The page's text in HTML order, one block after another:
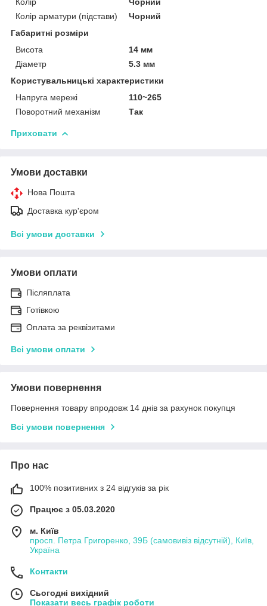
Колір арматури (підстави)
Чорний
Габаритні розміри
Висота
14 мм
Діаметр
5.3 мм
Користувальницькі характеристики
Напруга мережі
110~265
Поворотний механізм
Так
Приховати
Умови доставки
Нова Пошта
Доставка кур'єром
Всі умови доставки
Умови оплати
Післяплата
Готівкою
Оплата за реквізитами
Всі умови оплати
Умови повернення
Повернення товару впродовж 14 днів за рахунок покупця
Всі умови повернення
Про нас
100% позитивних з 24 відгуків за рік
Працює з 05.03.2020
м. Київ
просп. Петра Григоренко, 39Б (самовивіз відсутній), Київ,
Україна
Контакти
Сьогодні вихідний
Показати весь графік роботи